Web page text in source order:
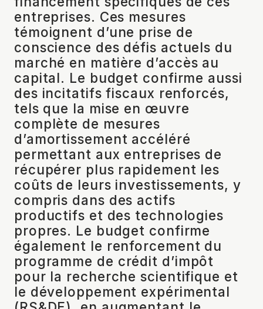
entreprises. Ces mesures
témoignent d’une prise de
conscience des défis actuels du
marché en matière d’accès au
capital. Le budget confirme aussi
des incitatifs fiscaux renforcés,
tels que la mise en œuvre
complète de mesures
d’amortissement accéléré
permettant aux entreprises de
récupérer plus rapidement les
coûts de leurs investissements, y
compris dans des actifs
productifs et des technologies
propres. Le budget confirme
également le renforcement du
programme de crédit d’impôt
pour la recherche scientifique et
le développement expérimental